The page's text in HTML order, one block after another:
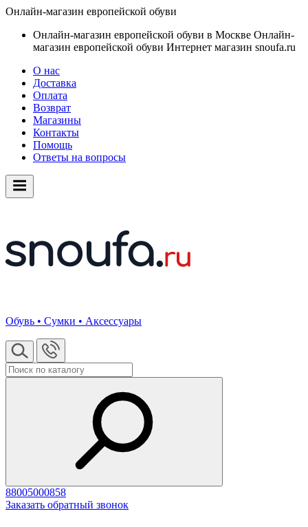
Онлайн-магазин европейской обуви
Онлайн-магазин европейской обуви в Москве Онлайн-
магазин европейской обуви Интернет магазин snoufa.ru
О нас
Доставка
Оплата
Возврат
Магазины
Контакты
Помощь
Ответы на вопросы
Обувь • Сумки • Аксессуары
88005000858
Заказать обратный звонок